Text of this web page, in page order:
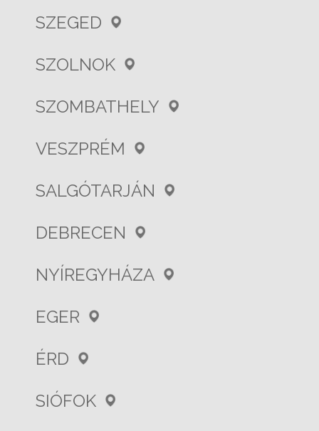
SZEGED
SZOLNOK
SZOMBATHELY
VESZPRÉM
SALGÓTARJÁN
DEBRECEN
NYÍREGYHÁZA
EGER
ÉRD
SIÓFOK